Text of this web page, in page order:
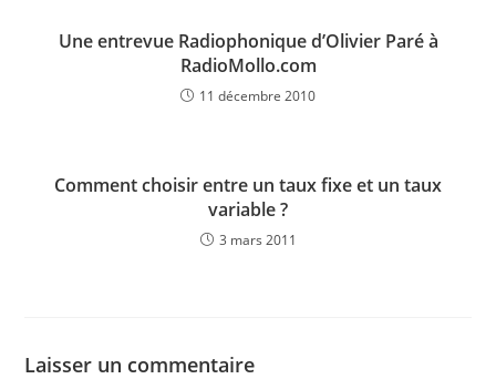
Une entrevue Radiophonique d’Olivier Paré à
RadioMollo.com
11 décembre 2010
Comment choisir entre un taux fixe et un taux
variable ?
3 mars 2011
Laisser un commentaire